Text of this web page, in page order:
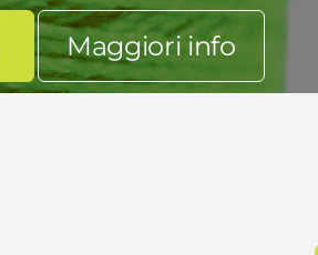
Maggiori info